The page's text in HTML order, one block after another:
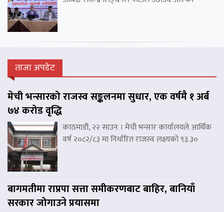
ताजा अपडेट
मेची भन्सारको राजस्व सङ्कलनमा सुधार, एक वर्षमै १ अर्ब
७४ करोड वृद्धि
काठमाडौं, २२ साउन । मेची भन्सार कार्यालयले आर्थिक
वर्ष २०८२/८३ मा निर्धारित राजस्व लक्ष्यको ९३.३०
बागमतीमा राप्रपा सत्ता समीकरणबाट बाहिर, बानियाँ
सरकार जोगाउने प्रयासमा